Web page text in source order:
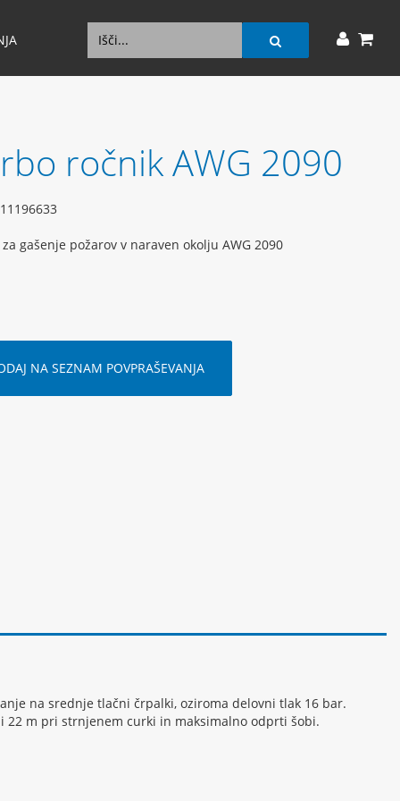
ročnik AWG 2090
11196633
za gašenje požarov v naraven okolju AWG 2090
NA SEZNAM POVPRAŠEVANJA
na srednje tlačni črpalki, oziroma delovni tlak 16 bar.
22 m pri strnjenem curki in maksimalno odprti šobi.